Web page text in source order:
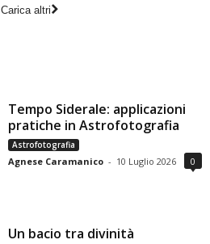
Carica altri
Tempo Siderale: applicazioni
pratiche in Astrofotografia
Astrofotografia
Agnese Caramanico - 10 Luglio 2026 0
Un bacio tra divinità